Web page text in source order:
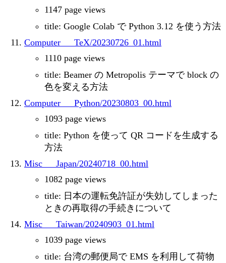
1147 page views
title: Google Colab で Python 3.12 を使う方法
Computer___TeX/20230726_01.html
1110 page views
title: Beamer の Metropolis テーマで block の
色を変える方法
Computer___Python/20230803_00.html
1093 page views
title: Python を使って QR コードを生成する
方法
Misc___Japan/20240718_00.html
1082 page views
title: 日本の運転免許証が失効してしまった
ときの再取得の手続きについて
Misc___Taiwan/20240903_01.html
1039 page views
title: 台湾の郵便局で EMS を利用して荷物